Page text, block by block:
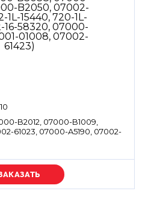
B2012, 07000-B1009,
61023, 07000-A5190, 07002-
B1008, 07001-01008,
цену